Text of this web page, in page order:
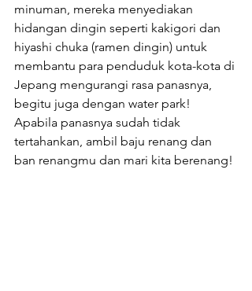
minuman, mereka menyediakan
hidangan dingin seperti kakigori dan
hiyashi chuka (ramen dingin) untuk
membantu para penduduk kota-kota di
Jepang mengurangi rasa panasnya,
begitu juga dengan water park!
Apabila panasnya sudah tidak
tertahankan, ambil baju renang dan
ban renangmu dan mari kita berenang!